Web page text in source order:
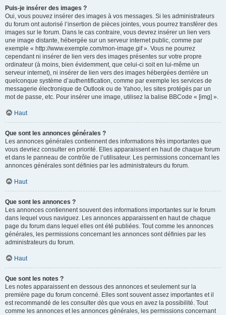
Puis-je insérer des images ?
Oui, vous pouvez insérer des images à vos messages. Si les administrateurs
du forum ont autorisé l’insertion de pièces jointes, vous pourrez transférer des
images sur le forum. Dans le cas contraire, vous devrez insérer un lien vers
une image distante, hébergée sur un serveur internet public, comme par
exemple « http://www.exemple.com/mon-image.gif ». Vous ne pourrez
cependant ni insérer de lien vers des images présentes sur votre propre
ordinateur (à moins, bien évidemment, que celui-ci soit en lui-même un
serveur internet), ni insérer de lien vers des images hébergées derrière un
quelconque système d’authentification, comme par exemple les services de
messagerie électronique de Outlook ou de Yahoo, les sites protégés par un
mot de passe, etc. Pour insérer une image, utilisez la balise BBCode « [img] ».
Haut
Que sont les annonces générales ?
Les annonces générales contiennent des informations très importantes que
vous devriez consulter en priorité. Elles apparaissent en haut de chaque forum
et dans le panneau de contrôle de l’utilisateur. Les permissions concernant les
annonces générales sont définies par les administrateurs du forum.
Haut
Que sont les annonces ?
Les annonces contiennent souvent des informations importantes sur le forum
dans lequel vous naviguez. Les annonces apparaissent en haut de chaque
page du forum dans lequel elles ont été publiées. Tout comme les annonces
générales, les permissions concernant les annonces sont définies par les
administrateurs du forum.
Haut
Que sont les notes ?
Les notes apparaissent en dessous des annonces et seulement sur la
première page du forum concerné. Elles sont souvent assez importantes et il
est recommandé de les consulter dès que vous en avez la possibilité. Tout
comme les annonces et les annonces générales, les permissions concernant